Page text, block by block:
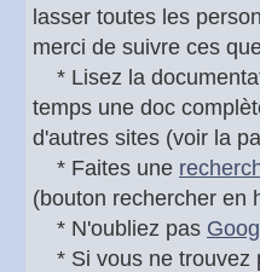
lasser toutes les
merci de suivre ces
* Lisez la
temps une doc
d'autres sites (voir la
* Faites une
(bouton rechercher en
* N'oubliez pas
* Si vous ne trouvez